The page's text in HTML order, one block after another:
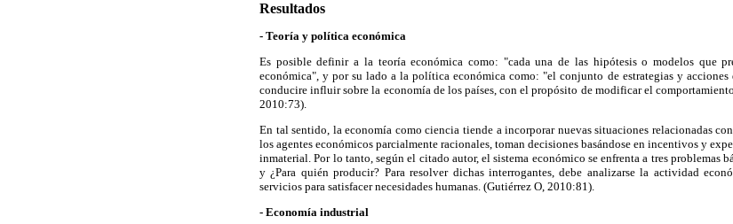
Resultados
- Teoría y política económica
Es posible definir a la teoría económica como: "cada una de las hipótesis o modelos que
económica", y por su lado a la política económica como: "el conjunto de estrategias y acciones
conducire influir sobre la economía de los países, con el propósito de modificar el
2010:73).
En tal sentido, la economía como ciencia tiende a incorporar nuevas situaciones relacionadas
los agentes económicos parcialmente racionales, toman decisiones basándose en incentivos y
inmaterial. Por lo tanto, según el citado autor, el sistema económico se enfrenta a tres problemas
y ¿Para quién producir? Para resolver dichas interrogantes, debe analizarse la actividad
servicios para satisfacer necesidades humanas. (Gutiérrez O, 2010:81).
- Economía industrial